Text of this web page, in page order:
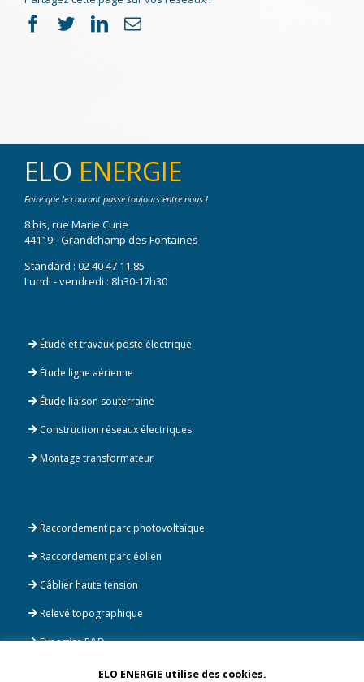
Facebook
TwitterLinkedIn
Email
ELO ENERGIE
Faire que le courant passe toujours entre nous !
8 bis, rue Marie Curie
44119 - Grandchamp des Fontaines
Standard : 02 40 47 11 85
Lundi - vendredi : 8h30-17h30
Étude et travaux poste électrique
Étude ligne aérienne
Étude liaison souterraine
Construction réseaux électriques
Montage transformateur
Raccordement parc photovoltaïque
Raccordement parc éolien
Câblier haute tension
Relevé topographique
Expertise R&D
ELO ENERGIE utilise des cookies.